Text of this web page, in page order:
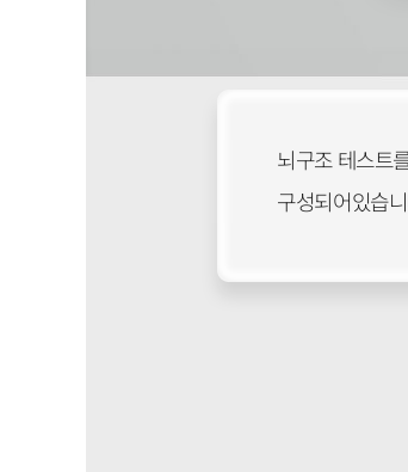
뇌구조 테스트
구성되어있습